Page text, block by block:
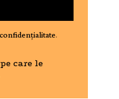
.
care le